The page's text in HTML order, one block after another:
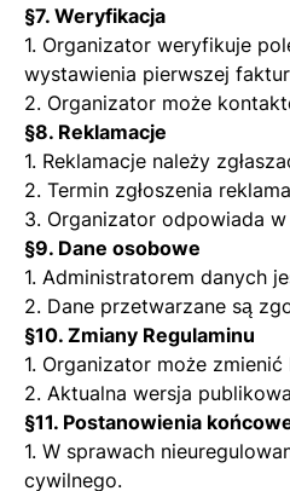
§7. Weryfikacja
1. Organizator weryfikuje
wystawienia pierwszej
2. Organizator może
§8. Reklamacje
1. Reklamacje należy
2. Termin zgłoszenia
3. Organizator odpowiada
§9. Dane osobowe
1. Administratorem danych
2. Dane przetwarzane są
§10. Zmiany Regulaminu
1. Organizator może
2. Aktualna wersja
§11. Postanowienia
1. W sprawach
cywilnego.